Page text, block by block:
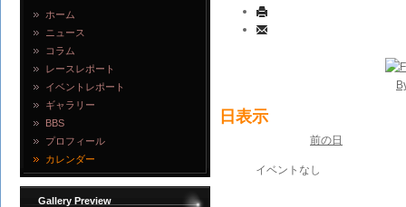
ホーム
ニュース
コラム
レースレポート
イベントレポート
ギャラリー
BBS
プロフィール
カレンダー
Gallery Preview
日表示
前の日
イベントなし